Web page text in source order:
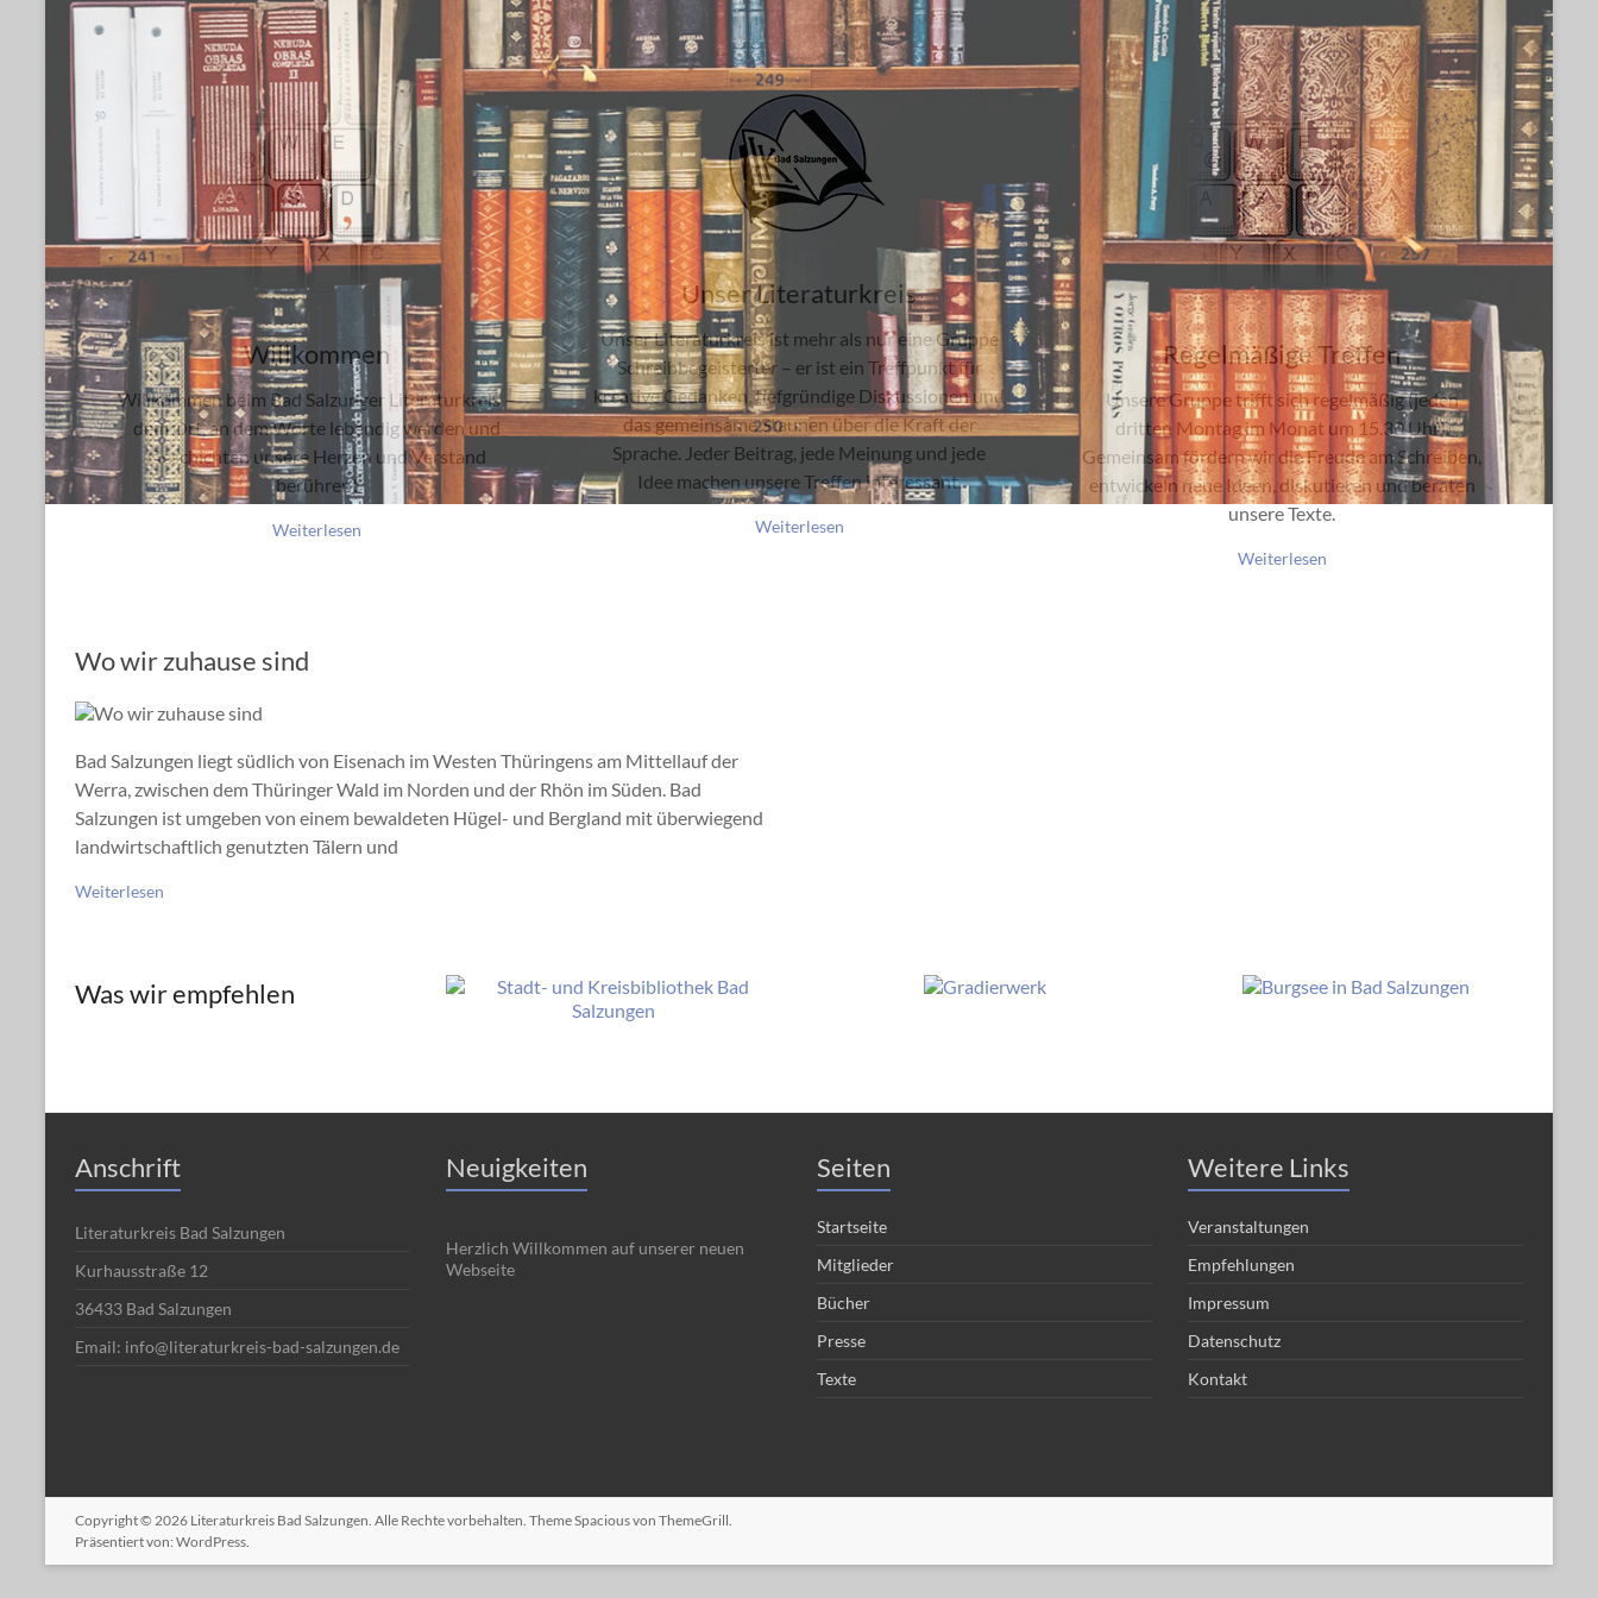
Willkommen
Willkommen beim Bad Salzunger Literaturkreis –
dem Ort, an dem Worte lebendig werden und
Geschichten unsere Herzen und Verstand
berühren!
Weiterlesen
Unser Literaturkreis
Unser Literaturkreis ist mehr als nur eine Gruppe
Schreibbegeisterter – er ist ein Treffpunkt für
kreative Gedanken, tiefgründige Diskussionen und
das gemeinsame Staunen über die Kraft der
Sprache. Jeder Beitrag, jede Meinung und jede
Idee machen unsere Treffen interessant.
Weiterlesen
Regelmäßige Treffen
Unsere Gruppe trifft sich regelmäßig (jeden
dritten Montag im Monat um 15.30 Uhr).
Gemeinsam fördern wir die Freude am Schreiben,
entwickeln neue Ideen, diskutieren und beraten
unsere Texte.
Weiterlesen
Wo wir zuhause sind
Bad Salzungen liegt südlich von Eisenach im Westen Thüringens am Mittellauf der
Werra, zwischen dem Thüringer Wald im Norden und der Rhön im Süden. Bad
Salzungen ist umgeben von einem bewaldeten Hügel- und Bergland mit überwiegend
landwirtschaftlich genutzten Tälern und
Weiterlesen
Was wir empfehlen
Anschrift
Literaturkreis Bad Salzungen
Kurhausstraße 12
36433 Bad Salzungen
Email: info@literaturkreis-bad-salzungen.de
Neuigkeiten
Herzlich Willkommen auf unserer neuen
Webseite
Seiten
Startseite
Mitglieder
Bücher
Presse
Texte
Weitere Links
Veranstaltungen
Empfehlungen
Impressum
Datenschutz
Kontakt
Copyright © 2026 Literaturkreis Bad Salzungen . Alle Rechte vorbehalten. ThemeSpaciousvon ThemeGrill.
Präsentiert von: WordPress